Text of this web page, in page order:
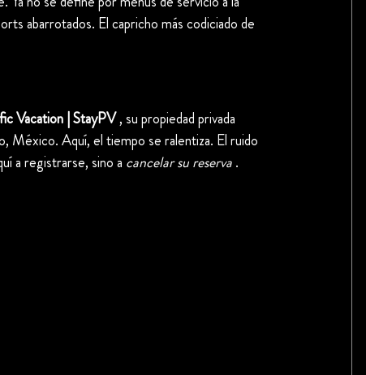
abarrotados. El capricho más codiciado de
Vacation | StayPV , su propiedad privada
México. Aquí, el tiempo se ralentiza. El ruido
a registrarse, sino a cancelar su reserva .